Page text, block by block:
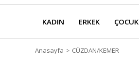
KADIN ERKEK ÇOCUK
Anasayfa CÜZDAN/KEMER